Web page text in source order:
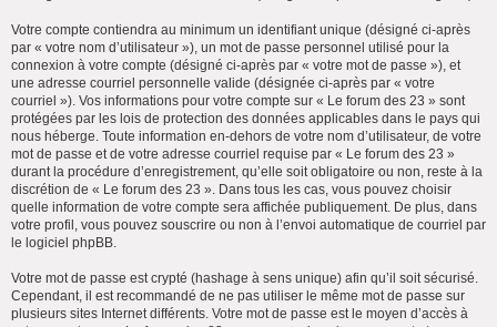
Votre compte contiendra au minimum un identifiant unique (désigné ci-après
par « votre nom d’utilisateur »), un mot de passe personnel utilisé pour la
connexion à votre compte (désigné ci-après par « votre mot de passe »), et
une adresse courriel personnelle valide (désignée ci-après par « votre
courriel »). Vos informations pour votre compte sur « Le forum des 23 » sont
protégées par les lois de protection des données applicables dans le pays qui
nous héberge. Toute information en-dehors de votre nom d’utilisateur, de votre
mot de passe et de votre adresse courriel requise par « Le forum des 23 »
durant la procédure d’enregistrement, qu’elle soit obligatoire ou non, reste à la
discrétion de « Le forum des 23 ». Dans tous les cas, vous pouvez choisir
quelle information de votre compte sera affichée publiquement. De plus, dans
votre profil, vous pouvez souscrire ou non à l’envoi automatique de courriel par
le logiciel phpBB.
Votre mot de passe est crypté (hashage à sens unique) afin qu’il soit sécurisé.
Cependant, il est recommandé de ne pas utiliser le même mot de passe sur
plusieurs sites Internet différents. Votre mot de passe est le moyen d’accès à